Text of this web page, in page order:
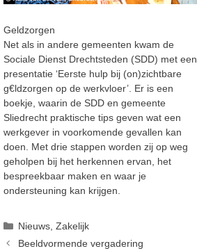
Geldzorgen
Net als in andere gemeenten kwam de
Sociale Dienst Drechtsteden (SDD) met een
presentatie ‘Eerste hulp bij (on)zichtbare
g€ldzorgen op de werkvloer’. Er is een
boekje, waarin de SDD en gemeente
Sliedrecht praktische tips geven wat een
werkgever in voorkomende gevallen kan
doen. Met drie stappen worden zij op weg
geholpen bij het herkennen ervan, het
bespreekbaar maken en waar je
ondersteuning kan krijgen.
Categorieën
Nieuws,Zakelijk
Beeldvormende vergadering